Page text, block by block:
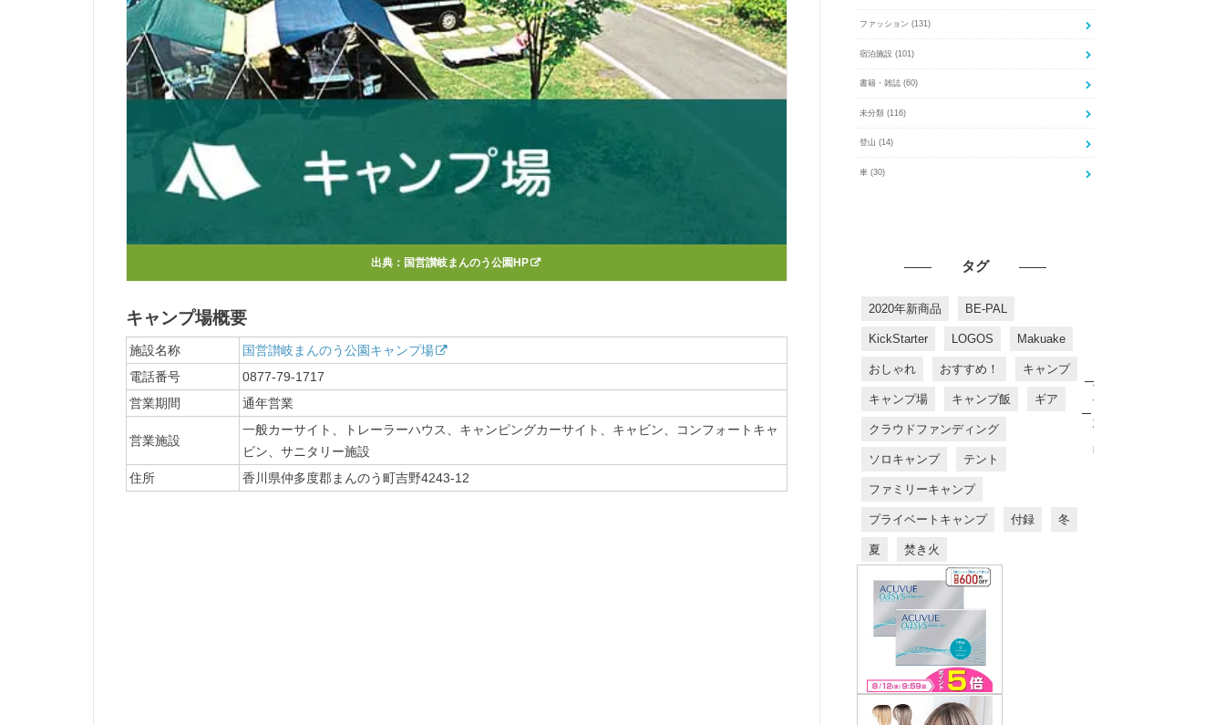
出典： 国営讃岐まんのう公園HP
キャンプ場概要
施設名称
国営讃岐まんのう公園キャンプ場
電話番号
0877-79-1717
営業期間
通年営業
営業施設
一般カーサイト、トレーラーハウス、キャンピングカーサイト、キャビン、コンフォートキャ
ビン、サニタリー施設
住所
香川県仲多度郡まんのう町吉野4243-12
ファッション (131)
宿泊施設 (101)
書籍・雑誌 (60)
未分類 (116)
登山 (14)
車 (30)
タグ
2020年新商品 BE-PAL
KickStarter LOGOS Makuake
おしゃれ おすすめ！ キャンプ
キャンプ場 キャンプ飯 ギア
クラウドファンディング
ソロキャンプ テント
ファミリーキャンプ
プライベートキャンプ 付録 冬
夏 焚き火
す
す
め
商
品